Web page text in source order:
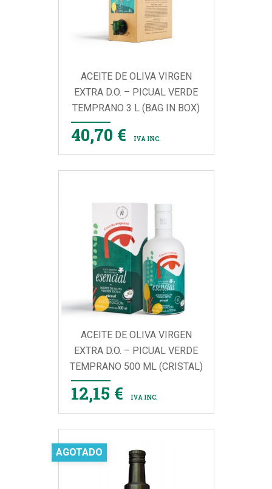
ACEITE DE OLIVA VIRGEN
EXTRA D.O. – PICUAL VERDE
TEMPRANO 3 L (BAG IN BOX)
40,70 € IVA INC.
ACEITE DE OLIVA VIRGEN
EXTRA D.O. – PICUAL VERDE
TEMPRANO 500 ML (CRISTAL)
12,15 € IVA INC.
AGOTADO